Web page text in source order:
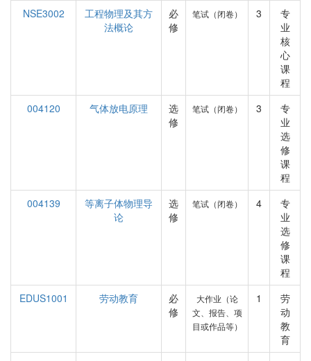
NSE3002
工程物理及其方
法概论
必
修
笔试（闭卷） 3
专
业
核
心
课
程
004120
气体放电原理
选
修
笔试（闭卷） 3
专
业
选
修
课
程
004139
等离子体物理导
论
选
修
笔试（闭卷） 4
专
业
选
修
课
程
EDUS1001
劳动教育
必
修
大作业（论
文、报告、项
目或作品等）
1
劳
动
教
育